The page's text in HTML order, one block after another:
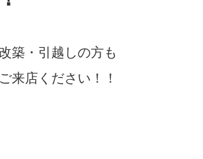
築・引越しの方も
来店ください！！